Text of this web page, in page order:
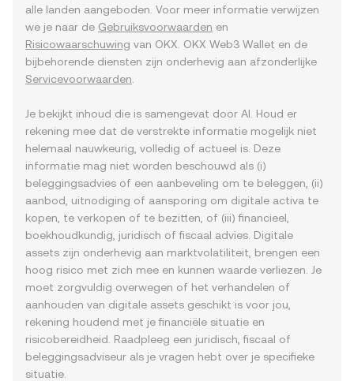
alle landen aangeboden. Voor meer informatie verwijzen
we je naar de Gebruiksvoorwaarden en
Risicowaarschuwing van OKX. OKX Web3 Wallet en de
bijbehorende diensten zijn onderhevig aan afzonderlijke
Servicevoorwaarden
Je bekijkt inhoud die is samengevat door AI. Houd er
rekening mee dat de verstrekte informatie mogelijk niet
helemaal nauwkeurig, volledig of actueel is. Deze
informatie mag niet worden beschouwd als (i)
beleggingsadvies of een aanbeveling om te beleggen, (ii)
aanbod, uitnodiging of aansporing om digitale activa te
kopen, te verkopen of te bezitten, of (iii) financieel,
boekhoudkundig, juridisch of fiscaal advies. Digitale
assets zijn onderhevig aan marktvolatiliteit, brengen een
hoog risico met zich mee en kunnen waarde verliezen. Je
moet zorgvuldig overwegen of het verhandelen of
aanhouden van digitale assets geschikt is voor jou,
rekening houdend met je financiële situatie en
risicobereidheid. Raadpleeg een juridisch, fiscaal of
beleggingsadviseur als je vragen hebt over je specifieke
situatie.